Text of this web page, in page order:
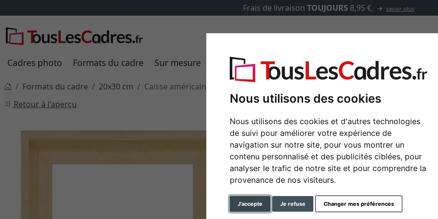
Nous utilisons des cookies
Nous utilisons des cookies et d'autres technologies
de suivi pour améliorer votre expérience de
navigation sur notre site, pour vous montrer un
contenu personnalisé et des publicités ciblées, pour
analyser le trafic de notre site et pour comprendre la
provenance de nos visiteurs.
J'accepte Je refuse Changer mes préférences
Frais de livraison TOUJOURS 8,95 € savoir plus
Cadres photo Formats du cadre Sur mesure Passe-partout Marques Accessoires
Formats du cadre 20x30 cm
Caisse américaine Lech
Retour à l'aperçu
Caisse américaine
format
couleur